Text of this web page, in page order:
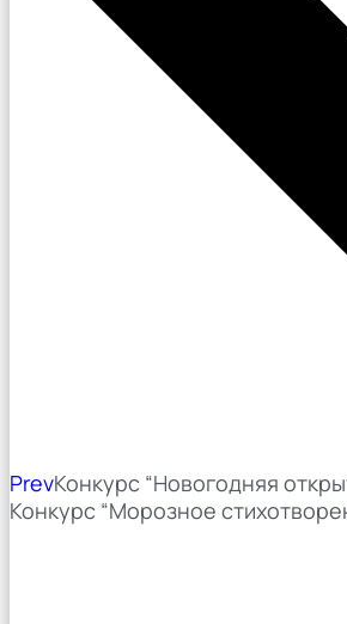
PrevКонкурс “Новогодняя
Конкурс “Морозное